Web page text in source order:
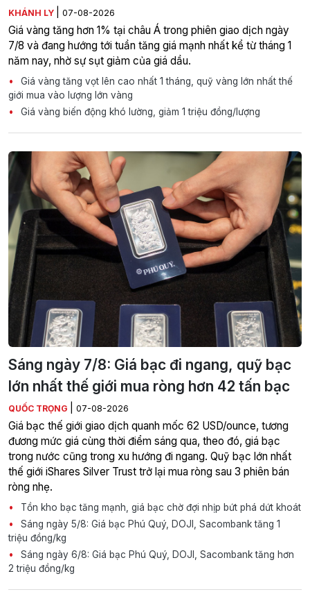
KHÁNH LY 07-08-2026
Giá vàng tăng hơn 1% tại châu Á trong phiên giao dịch ngày
7/8 và đang hướng tới tuần tăng giá mạnh nhất kể từ tháng 1
năm nay, nhờ sự sụt giảm của giá dầu.
Giá vàng tăng vọt lên cao nhất 1 tháng, quỹ vàng lớn nhất thế
giới mua vào lượng lớn vàng
Giá vàng biến động khó lường, giảm 1 triệu đồng/lượng
Sáng ngày 7/8: Giá bạc đi ngang, quỹ bạc
lớn nhất thế giới mua ròng hơn 42 tấn bạc
QUỐC TRỌNG 07-08-2026
Giá bạc thế giới giao dịch quanh mốc 62 USD/ounce, tương
đương mức giá cùng thời điểm sáng qua, theo đó, giá bạc
trong nước cũng trong xu hướng đi ngang. Quỹ bạc lớn nhất
thế giới iShares Silver Trust trở lại mua ròng sau 3 phiên bán
ròng nhẹ.
Tồn kho bạc tăng mạnh, giá bạc chờ đợi nhịp bứt phá dứt khoát
Sáng ngày 5/8: Giá bạc Phú Quý, DOJI, Sacombank tăng 1
triệu đồng/kg
Sáng ngày 6/8: Giá bạc Phú Quý, DOJI, Sacombank tăng hơn
2 triệu đồng/kg